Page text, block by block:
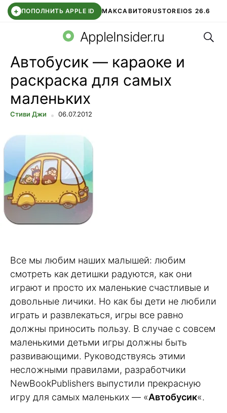
+ ПОПОЛНИТЬ APPLE ID МАКСАВИТОRUSTOREIOS 26.6
СБЕР КИДС ВТБ ОНЛАЙН ЧАТ В ROBLOX
AppleInsider.ru
Автобусик — караоке и
раскраска для самых
маленьких
Стиви Джи 06.07.2012
Все мы любим наших малышей: любим
смотреть как детишки радуются, как они
играют и просто их маленькие счастливые и
довольные личики. Но как бы дети не любили
играть и развлекаться, игры все равно
должны приносить пользу. В случае с совсем
маленькими детьми игры должны быть
развивающими. Руководствуясь этими
несложными правилами, разработчики
NewBookPublishers выпустили прекрасную
игру для самых маленьких — «Автобусик«.